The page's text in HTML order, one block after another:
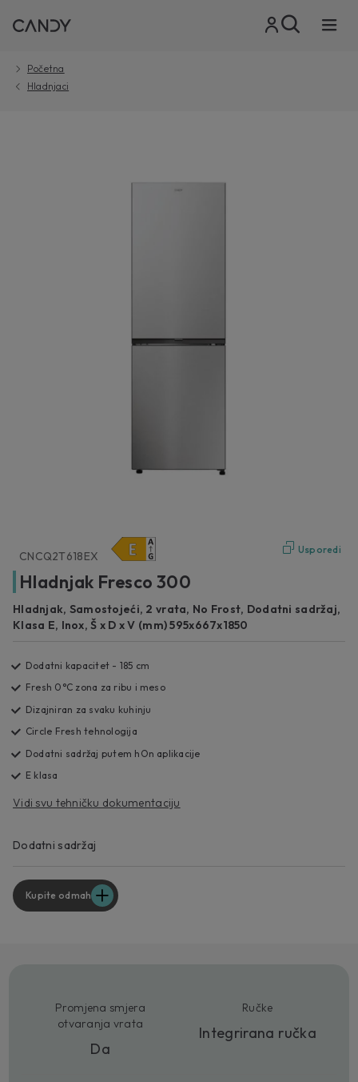
Početna
Hladnjaci
Usporedi
CNCQ2T618EX
Hladnjak Fresco 300
Hladnjak, Samostojeći, 2 vrata, No Frost, Dodatni sadržaj,
Klasa E, Inox, Š x D x V (mm) 595x667x1850
Dodatni kapacitet - 185 cm
Fresh 0°C zona za ribu i meso
Dizajniran za svaku kuhinju
Circle Fresh tehnologija
Dodatni sadržaj putem hOn aplikacije
E klasa
Vidi svu tehničku dokumentaciju
Dodatni sadržaj
Kupite odmah
Promjena smjera
otvaranja vrata
Da
Ručke
Integrirana ručka